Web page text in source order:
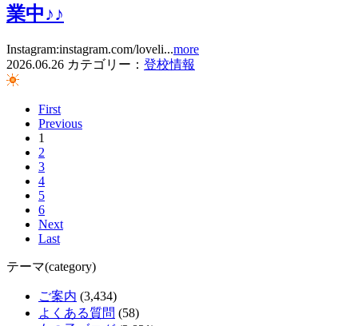
業中♪♪
Instagram:instagram.com/loveli...more
2026.06.26 カテゴリー： 登校情報
First
Previous
1
2
3
4
5
6
Next
Last
テーマ(category)
ご案内 (3,434)
よくある質問 (58)